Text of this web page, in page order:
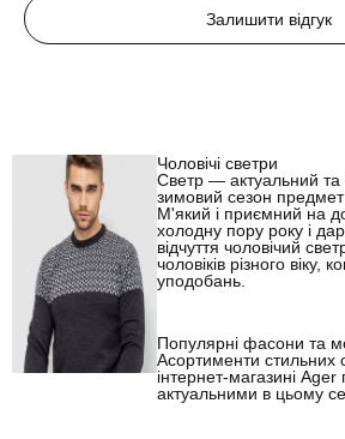
Залишити відгук
Чоловічі светри
Светр — актуальний та
зимовий сезон предмет
М'який і приємний на
холодну пору року і
відчуття чоловічий
чоловіків різного віку,
уподобань.
Популярні фасони та
Асортименти стильних
інтернет-магазині
актуальними в цьому